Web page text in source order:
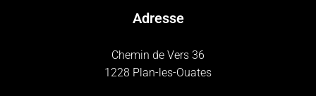
Adresse
Chemin de Vers 36
1228 Plan-les-Ouates